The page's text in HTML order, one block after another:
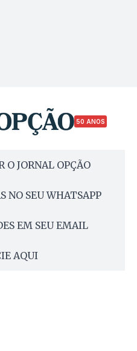
50 ANOS
O JORNAL OPÇÃO
NO SEU WHATSAPP
EM SEU EMAIL
AQUI